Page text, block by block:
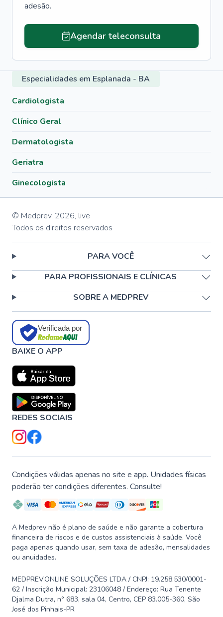
adesão.
Agendar teleconsulta
Especialidades em Esplanada - BA
Cardiologista
Clínico Geral
Dermatologista
Geriatra
Ginecologista
© Medprev, 2026, live
Todos os direitos reservados
PARA VOCÊ
PARA PROFISSIONAIS E CLÍNICAS
SOBRE A MEDPREV
Verificada por
BAIXE O APP
REDES SOCIAIS
Condições válidas apenas no site e app. Unidades físicas
poderão ter condições diferentes. Consulte!
A Medprev não é plano de saúde e não garante a cobertura
financeira de riscos e de custos assistenciais à saúde. Você
paga apenas quando usar, sem taxa de adesão, mensalidades
ou anuidades.
MEDPREV.ONLINE SOLUÇÕES LTDA / CNPJ: 19.258.530/0001-
62 / Inscrição Municipal: 23106048 / Endereço: Rua Tenente
Djalma Dutra, n° 683, sala 04, Centro, CEP 83.005-360, São
José dos Pinhais-PR